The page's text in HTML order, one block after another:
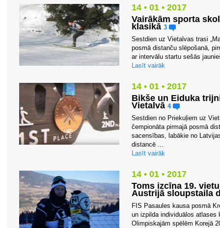
14 • 01 • 2017
Vairākām sporta
klasikā 3
Sestdien uz Vietalvas trasi
posmā distanču slēpošanā,
ar intervālu startu sešās
Lasīt vairāk
14 • 01 • 2017
Bikše un Eiduka
Vietalvā 4
Sestdien no Priekuļiem uz
čempionāta pirmajā posmā
sacensības, labākie no
distancē ...
Lasīt vairāk
14 • 01 • 2017
Toms izcīna 19.
Austrijā sloupstaila
FIS Pasaules kausa posmā
un izpilda individuālos
Olimpiskajām spēlēm Korejā